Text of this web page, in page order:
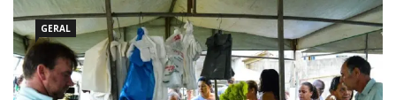
200 metros, […]
GERAL